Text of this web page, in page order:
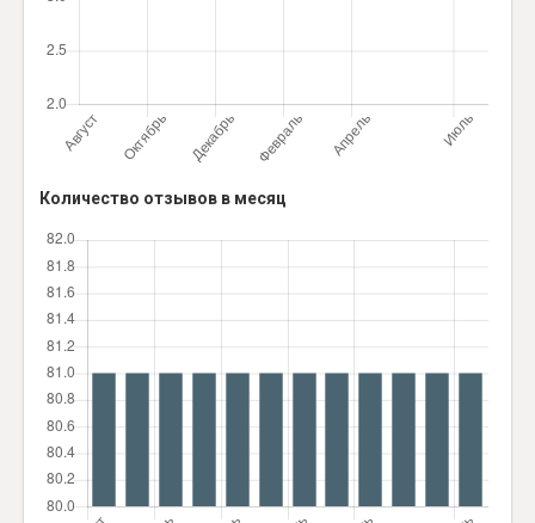
Количество отзывов в месяц